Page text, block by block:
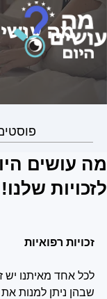
מה עושים
לזכויות שלנו!
זכויות רפואיות
לכל אחד מאיתנו יש
שבהן ניתן למנות